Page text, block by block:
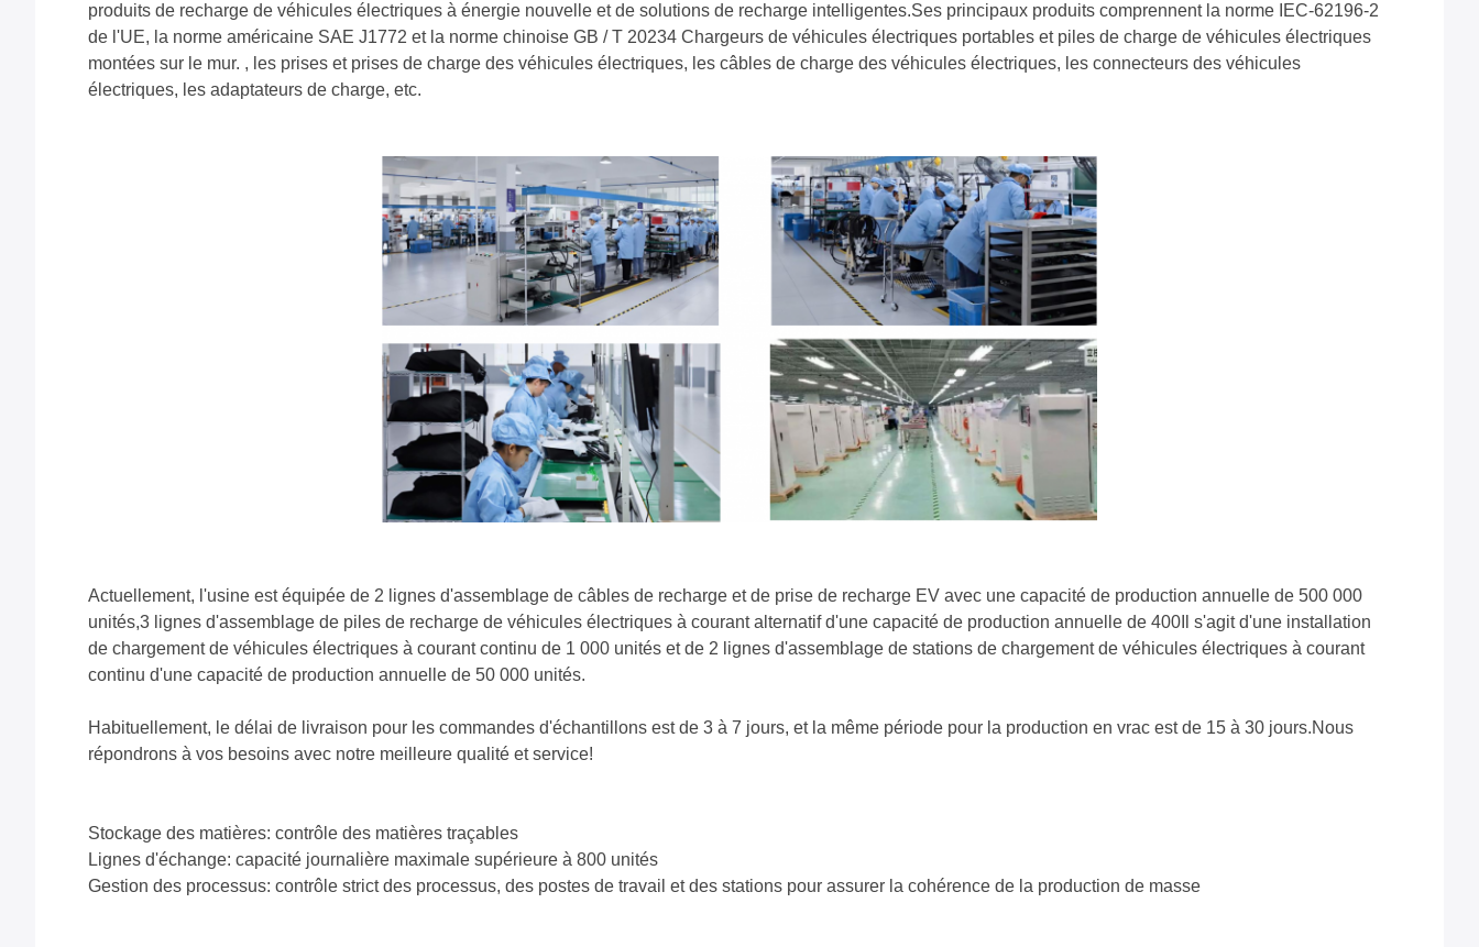
produits de recharge de véhicules électriques à énergie nouvelle et de solutions de recharge intelligentes.Ses principaux produits comprennent la norme IEC-62196-2
de l'UE, la norme américaine SAE J1772 et la norme chinoise GB / T 20234 Chargeurs de véhicules électriques portables et piles de charge de véhicules électriques
montées sur le mur. , les prises et prises de charge des véhicules électriques, les câbles de charge des véhicules électriques, les connecteurs des véhicules
électriques, les adaptateurs de charge, etc.
Actuellement, l'usine est équipée de 2 lignes d'assemblage de câbles de recharge et de prise de recharge EV avec une capacité de production annuelle de 500 000
unités,3 lignes d'assemblage de piles de recharge de véhicules électriques à courant alternatif d'une capacité de production annuelle de 400Il s'agit d'une installation
de chargement de véhicules électriques à courant continu de 1 000 unités et de 2 lignes d'assemblage de stations de chargement de véhicules électriques à courant
continu d'une capacité de production annuelle de 50 000 unités.
Habituellement, le délai de livraison pour les commandes d'échantillons est de 3 à 7 jours, et la même période pour la production en vrac est de 15 à 30 jours.Nous
répondrons à vos besoins avec notre meilleure qualité et service!
Stockage des matières: contrôle des matières traçables
Lignes d'échange: capacité journalière maximale supérieure à 800 unités
Gestion des processus: contrôle strict des processus, des postes de travail et des stations pour assurer la cohérence de la production de masse